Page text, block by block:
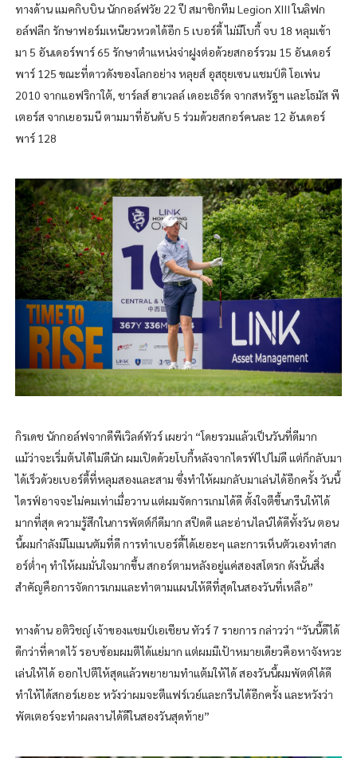
ทางด้าน แมคกิบบิน นักกอล์ฟวัย 22 ปี สมาชิกทีม Legion XIII ในลิฟก
อล์ฟลีก รักษาฟอร์มเหนียวหวดได้อีก 5 เบอร์ดี้ ไม่มีโบกี้ จบ 18 หลุมเข้า
มา 5 อันเดอร์พาร์ 65 รักษาตำแหน่งจ่าฝูงต่อด้วยสกอร์รวม 15 อันเดอร์
พาร์ 125 ขณะที่ดาวดังของโลกอย่าง หลุยส์ อุสธุยเซน แชมป์ดิ โอเพ่น
2010 จากแอฟริกาใต้, ชาร์ลส์ ฮาเวลล์ เดอะเธิร์ด จากสหรัฐฯ และโธมัส พี
เตอร์ส จากเยอรมนี ตามมาที่อันดับ 5 ร่วมด้วยสกอร์คนละ 12 อันเดอร์
พาร์ 128
กิรเดช นักกอล์ฟจากดีพีเวิลด์ทัวร์ เผยว่า “โดยรวมแล้วเป็นวันที่ดีมาก
แม้ว่าจะเริ่มต้นได้ไม่ดีนัก ผมเปิดด้วยโบกี้หลังจากไดรฟ์ไปไม่ดี แต่ก็กลับมา
ได้เร็วด้วยเบอร์ดี้ที่หลุมสองและสาม ซึ่งทำให้ผมกลับมาเล่นได้อีกครั้ง วันนี้
ไดรฟ์อาจจะไม่คมเท่าเมื่อวาน แต่ผมจัดการเกมได้ดี ตั้งใจตีขึ้นกรีนให้ได้
มากที่สุด ความรู้สึกในการพัตต์ก็ดีมาก สปีดดี และอ่านไลน์ได้ดีทั้งวัน ตอน
นี้ผมกำลังมีโมเมนตัมที่ดี การทำเบอร์ดี้ได้เยอะๆ และการเห็นตัวเองทำสก
อร์ต่ำๆ ทำให้ผมมั่นใจมากขึ้น สกอร์ตามหลังอยู่แค่สองสโตรก ดังนั้นสิ่ง
สำคัญคือการจัดการเกมและทำตามแผนให้ดีที่สุดในสองวันที่เหลือ”
ทางด้าน อติวิชญ์ เจ้าของแชมป์เอเชียน ทัวร์ 7 รายการ กล่าวว่า “วันนี้ดีได้
ดีกว่าที่คาดไว้ รอบซ้อมผมตีได้แย่มาก แต่ผมมีเป้าหมายเดียวคือหาจังหวะ
เล่นให้ได้ ออกไปตีให้สุดแล้วพยายามทำแต้มให้ได้ สองวันนี้ผมพัตต์ได้ดี
ทำให้ได้สกอร์เยอะ หวังว่าผมจะตีแฟร์เวย์และกรีนได้อีกครั้ง และหวังว่า
พัตเตอร์จะทำผลงานได้ดีในสองวันสุดท้าย”